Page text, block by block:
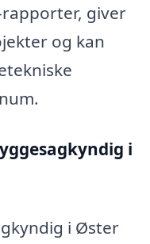
giver
og kan
i
i Øster